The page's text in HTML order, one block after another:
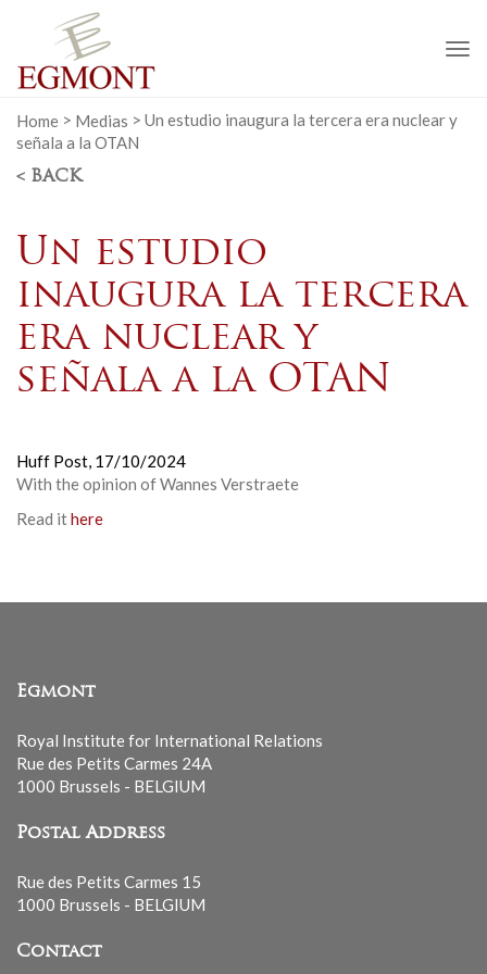
Home > Medias > Un estudio inaugura la tercera era nuclear y
señala a la OTAN
< BACK
Un estudio
inaugura la tercera
era nuclear y
señala a la OTAN
Huff Post, 17/10/2024
With the opinion of Wannes Verstraete
Read ithere
Egmont
Royal Institute for International Relations
Rue des Petits Carmes 24A
1000 Brussels - BELGIUM
Postal Address
Rue des Petits Carmes 15
1000 Brussels - BELGIUM
Contact